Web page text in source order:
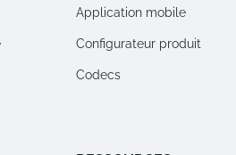
Application mobile
Configurateur produit
Codecs